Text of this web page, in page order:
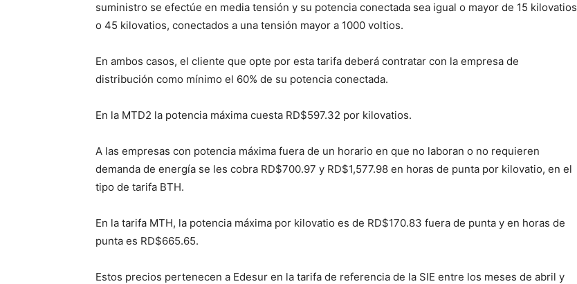
sumi­nistro se efectúe en media tensión y su potencia co­nectada sea igual o mayor de 15 kilovatios
o 45 kilo­vatios, conectados a una tensión mayor a 1000 vol­tios.
En ambos casos, el cliente que opte por esta tarifa de­berá contratar con la em­presa de
distribución como mínimo el 60% de su po­tencia conectada.
En la MTD2 la potencia máxima cuesta RD$597.32 por kilovatios.
A las empresas con po­tencia máxima fuera de un horario en que no labo­ran o no requieren
deman­da de energía se les cobra RD$700.97 y RD$1,577.98 en horas de punta por kilo­vatio, en el
tipo de tarifa BTH.
En la tarifa MTH, la po­tencia máxima por kilova­tio es de RD$170.83 fue­ra de punta y en horas de
punta es RD$665.65.
Estos precios pertenecen a Edesur en la tarifa de re­ferencia de la SIE entre los meses de abril y